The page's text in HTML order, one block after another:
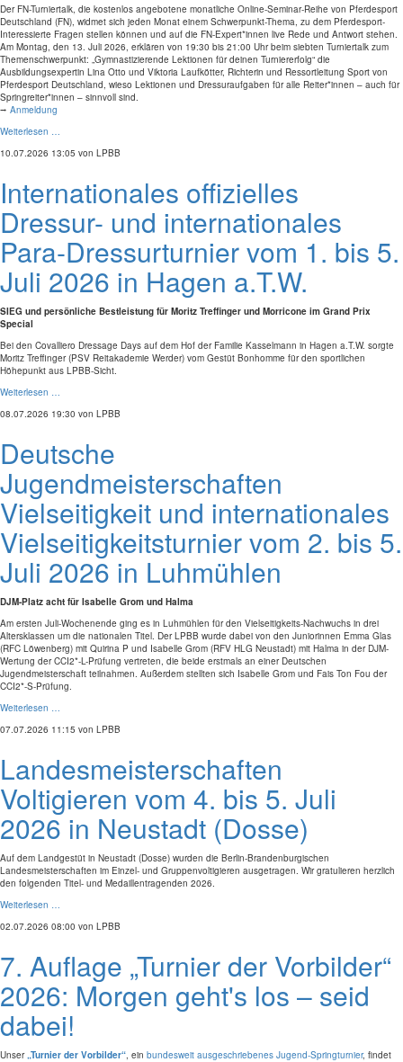
Der FN-Turniertalk, die kostenlos angebotene monatliche Online-Seminar-Reihe von Pferdesport
Deutschland (FN), widmet sich jeden Monat einem Schwerpunkt-Thema, zu dem Pferdesport-
Interessierte Fragen stellen können und auf die FN-Expert*innen live Rede und Antwort stehen.
Am Montag, den 13. Juli 2026, erklären von 19:30 bis 21:00 Uhr beim siebten Turniertalk zum
Themenschwerpunkt: „Gymnastizierende Lektionen für deinen Turniererfolg“ die
Ausbildungsexpertin Lina Otto und Viktoria Laufkötter, Richterin und Ressortleitung Sport von
Pferdesport Deutschland, wieso Lektionen und Dressuraufgaben für alle Reiter*innen – auch für
Springreiter*innen – sinnvoll sind.
⭢ Anmeldung
Weiterlesen …
10.07.2026 13:05 von LPBB
Internationales offizielles
Dressur- und internationales
Para-Dressurturnier vom 1. bis 5.
Juli 2026 in Hagen a.T.W.
SIEG und persönliche Bestleistung für Moritz Treffinger und Morricone im Grand Prix
Special
Bei den Covalliero Dressage Days auf dem Hof der Familie Kasselmann in Hagen a.T.W. sorgte
Moritz Treffinger (PSV Reitakademie Werder) vom Gestüt Bonhomme für den sportlichen
Höhepunkt aus LPBB-Sicht.
Weiterlesen …
08.07.2026 19:30 von LPBB
Deutsche
Jugendmeisterschaften
Vielseitigkeit und internationales
Vielseitigkeitsturnier vom 2. bis 5.
Juli 2026 in Luhmühlen
DJM-Platz acht für Isabelle Grom und Halma
Am ersten Juli-Wochenende ging es in Luhmühlen für den Vielseitigkeits-Nachwuchs in drei
Altersklassen um die nationalen Titel. Der LPBB wurde dabei von den Juniorinnen Emma Glas
(RFC Löwenberg) mit Quirina P und Isabelle Grom (RFV HLG Neustadt) mit Halma in der DJM-
Wertung der CCI2*-L-Prüfung vertreten, die beide erstmals an einer Deutschen
Jugendmeisterschaft teilnahmen. Außerdem stellten sich Isabelle Grom und Fais Ton Fou der
CCI2*-S-Prüfung.
Weiterlesen …
07.07.2026 11:15 von LPBB
Landesmeisterschaften
Voltigieren vom 4. bis 5. Juli
2026 in Neustadt (Dosse)
Auf dem Landgestüt in Neustadt (Dosse) wurden die Berlin-Brandenburgischen
Landesmeisterschaften im Einzel- und Gruppenvoltigieren ausgetragen. Wir gratulieren herzlich
den folgenden Titel- und Medaillentragenden 2026.
Weiterlesen …
02.07.2026 08:00 von LPBB
7. Auflage „Turnier der Vorbilder“
2026: Morgen geht's los – seid
dabei!
Unser„Turnier der Vorbilder“, ein bundesweit ausgeschriebenes Jugend-Springturnier, findet